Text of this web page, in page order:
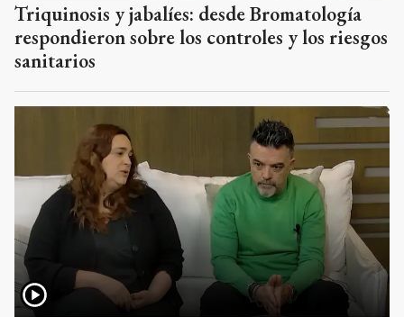
Triquinosis y jabalíes: desde Bromatología
respondieron sobre los controles y los riesgos
sanitarios